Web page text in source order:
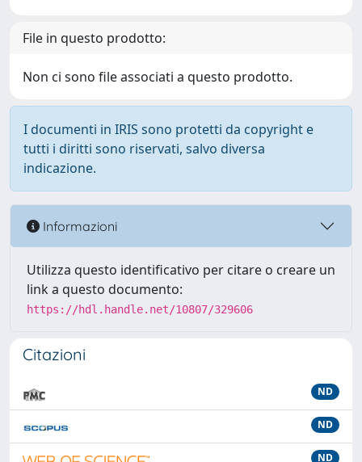
File in questo prodotto:
Non ci sono file associati a questo prodotto.
I documenti in IRIS sono protetti da copyright e
tutti i diritti sono riservati, salvo diversa
indicazione.
Informazioni
Utilizza questo identificativo per citare o creare un
link a questo documento:
https://hdl.handle.net/10807/329606
Citazioni
ND
ND
ND